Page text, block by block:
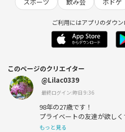
ご利用にはアプリのダウ
このページのクリエイター
@Lilac0339
最終ログイン:昨日 9:36
98年の27歳です！
プライベートの友達が欲し
美味しいもの、楽しい時間を
もっと見る